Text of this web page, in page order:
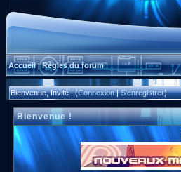
Accueil|Règles du forum
Bienvenue, Invité ! (Connexion|S'enregistrer)
Bienvenue !